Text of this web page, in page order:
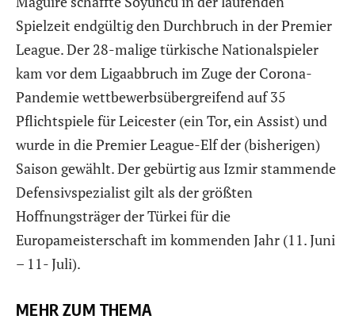
Spielzeit endgültig den Durchbruch in der Premier
League. Der 28-malige türkische Nationalspieler
kam vor dem Ligaabbruch im Zuge der Corona-
Pandemie wettbewerbsübergreifend auf 35
Pflichtspiele für Leicester (ein Tor, ein Assist) und
wurde in die Premier League-Elf der (bisherigen)
Saison gewählt. Der gebürtig aus Izmir stammende
Defensivspezialist gilt als der größten
Hoffnungsträger der Türkei für die
Europameisterschaft im kommenden Jahr (11. Juni
– 11- Juli).
MEHR ZUM THEMA